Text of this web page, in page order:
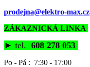
prodejna@elektro-max.cz
ZÁKAZNICKÁ LINKA
► tel. 608 278 053
Po - Pá : 7:30 - 17:00